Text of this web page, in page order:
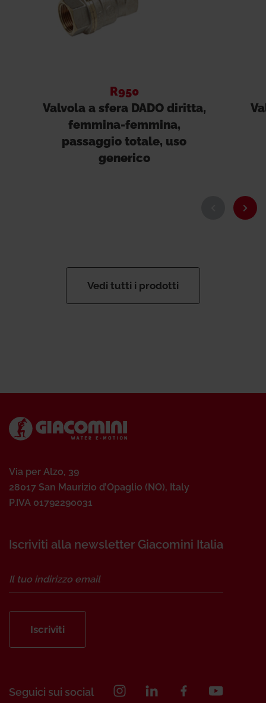
R950
Valvola a sfera DADO diritta,
femmina-femmina,
passaggio totale, uso
generico
Vedi tutti i prodotti
Via per Alzo, 39
28017 San Maurizio d’Opaglio (NO), Italy
P.IVA 01792290031
Iscriviti alla newsletter Giacomini Italia
Iscriviti
Seguici sui social